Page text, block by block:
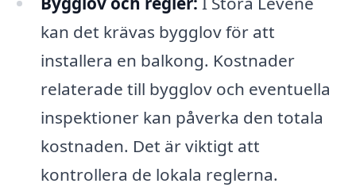
kan det krävas bygglov för att
installera en balkong. Kostnader
relaterade till bygglov och eventuella
inspektioner kan påverka den totala
kostnaden. Det är viktigt att
kontrollera de lokala reglerna.